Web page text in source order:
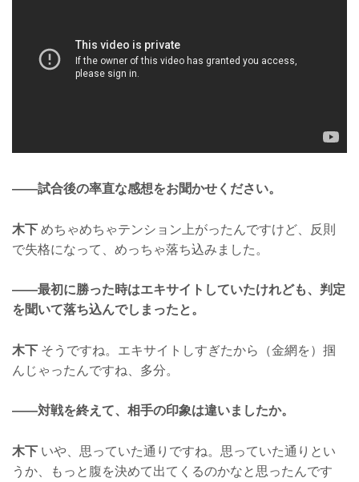
——試合後の率直な感想をお聞かせください。
木下 めちゃめちゃテンション上がったんですけど、反則
で失格になって、めっちゃ落ち込みました。
——最初に勝った時はエキサイトしていたけれども、判定
を聞いて落ち込んでしまったと。
木下 そうですね。エキサイトしすぎたから（金網を）掴
んじゃったんですね、多分。
——対戦を終えて、相手の印象は違いましたか。
木下 いや、思っていた通りですね。思っていた通りとい
うか、もっと腹を決めて出てくるのかなと思ったんです